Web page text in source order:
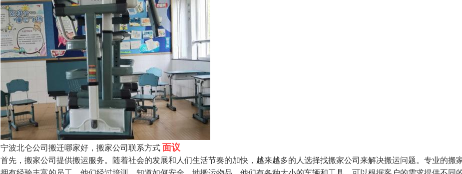
宁波北仑公司搬迁哪家好，搬家公司联系方式面议
首先，搬家公司提供搬运服务。随着社会的发展和人们生活节奏的加快，越来越多的人选择找搬家公司来解决搬运问题。专业的搬